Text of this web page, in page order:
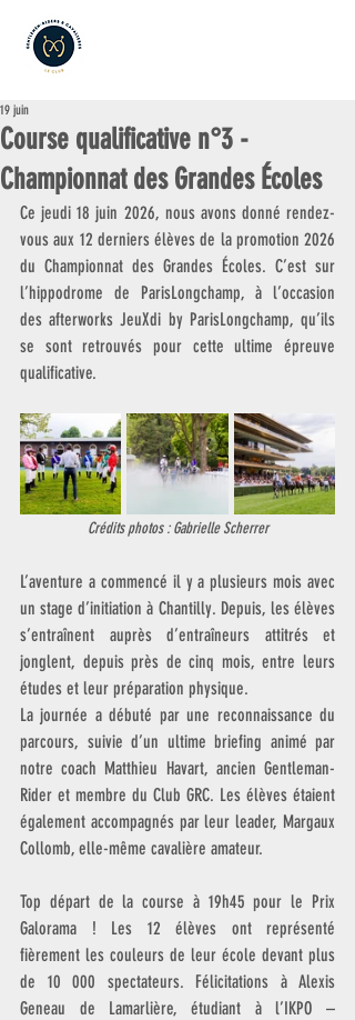
Course qualificative n°3 -
Championnat des Grandes Écoles
19 juin
Ce jeudi 18 juin 2026, nous avons donné rendez-
vous aux 12 derniers élèves de la promotion 2026
du Championnat des Grandes Écoles. C’est sur
l’hippodrome de ParisLongchamp, à l’occasion
des afterworks JeuXdi by ParisLongchamp, qu’ils
se sont retrouvés pour cette ultime épreuve
qualificative.
Crédits photos : Gabrielle Scherrer
L’aventure a commencé il y a plusieurs mois avec
un stage d’initiation à Chantilly. Depuis, les élèves
s’entraînent auprès d’entraîneurs attitrés et
jonglent, depuis près de cinq mois, entre leurs
études et leur préparation physique.
La journée a débuté par une reconnaissance du
parcours, suivie d’un ultime briefing animé par
notre coach Matthieu Havart, ancien Gentleman-
Rider et membre du Club GRC. Les élèves étaient
également accompagnés par leur leader, Margaux
Collomb, elle-même cavalière amateur.
Top départ de la course à 19h45 pour le Prix
Galorama ! Les 12 élèves ont représenté
fièrement les couleurs de leur école devant plus
de 10 000 spectateurs. Félicitations à Alexis
Geneau de Lamarlière, étudiant à l’IKPO –